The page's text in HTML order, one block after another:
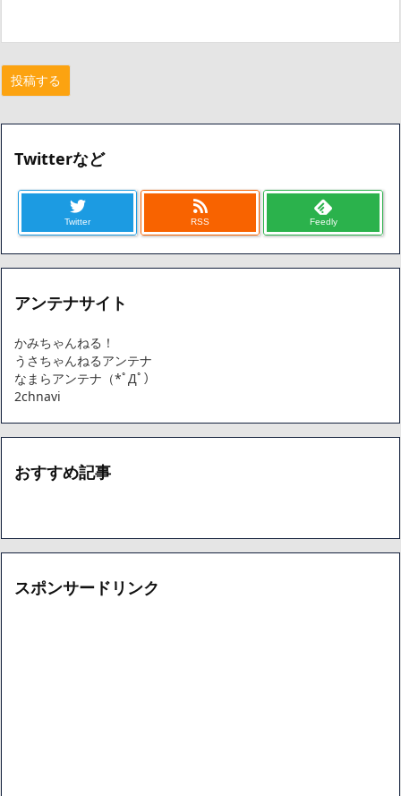
Twitterなど
Twitter RSS Feedly
アンテナサイト
かみちゃんねる！
うさちゃんねるアンテナ
なまらアンテナ（*ﾟДﾟ）
2chnavi
おすすめ記事
スポンサードリンク